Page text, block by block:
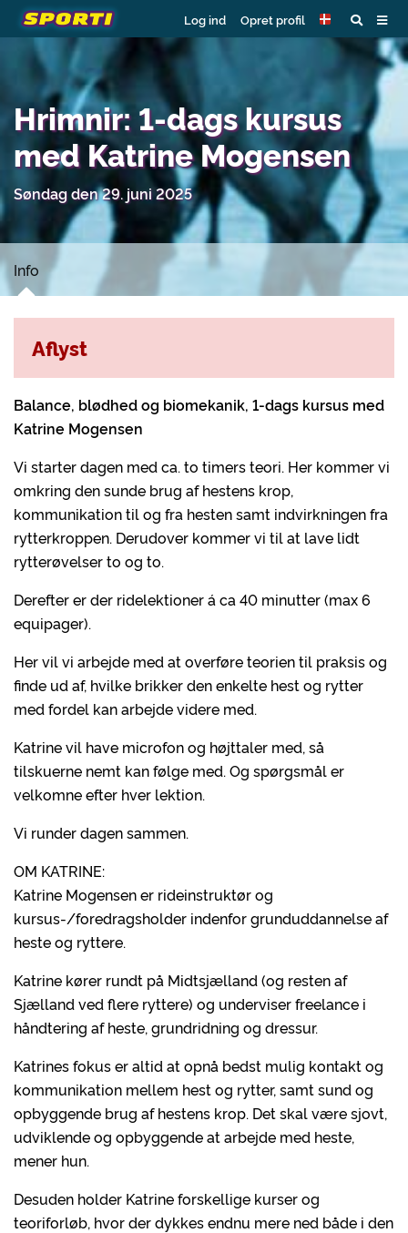
Log ind Opret profil
Hrimnir: 1-dags kursus
med Katrine Mogensen
Søndag den 29. juni 2025
Info
Balance, blødhed og biomekanik, 1-dags kursus med
Katrine Mogensen
Vi starter dagen med ca. to timers teori. Her kommer vi
omkring den sunde brug af hestens krop,
kommunikation til og fra hesten samt indvirkningen fra
rytterkroppen. Derudover kommer vi til at lave lidt
rytterøvelser to og to.
Derefter er der ridelektioner á ca 40 minutter (max 6
equipager).
Her vil vi arbejde med at overføre teorien til praksis og
finde ud af, hvilke brikker den enkelte hest og rytter
med fordel kan arbejde videre med.
Katrine vil have microfon og højttaler med, så
tilskuerne nemt kan følge med. Og spørgsmål er
velkomne efter hver lektion.
Vi runder dagen sammen.
OM KATRINE:
Katrine Mogensen er rideinstruktør og
kursus-/foredragsholder indenfor grunduddannelse af
heste og ryttere.
Katrine kører rundt på Midtsjælland (og resten af
Sjælland ved flere ryttere) og underviser freelance i
håndtering af heste, grundridning og dressur.
Katrines fokus er altid at opnå bedst mulig kontakt og
kommunikation mellem hest og rytter, samt sund og
opbyggende brug af hestens krop. Det skal være sjovt,
udviklende og opbyggende at arbejde med heste,
mener hun.
Desuden holder Katrine forskellige kurser og
teoriforløb, hvor der dykkes endnu mere ned både i den
Aflyst